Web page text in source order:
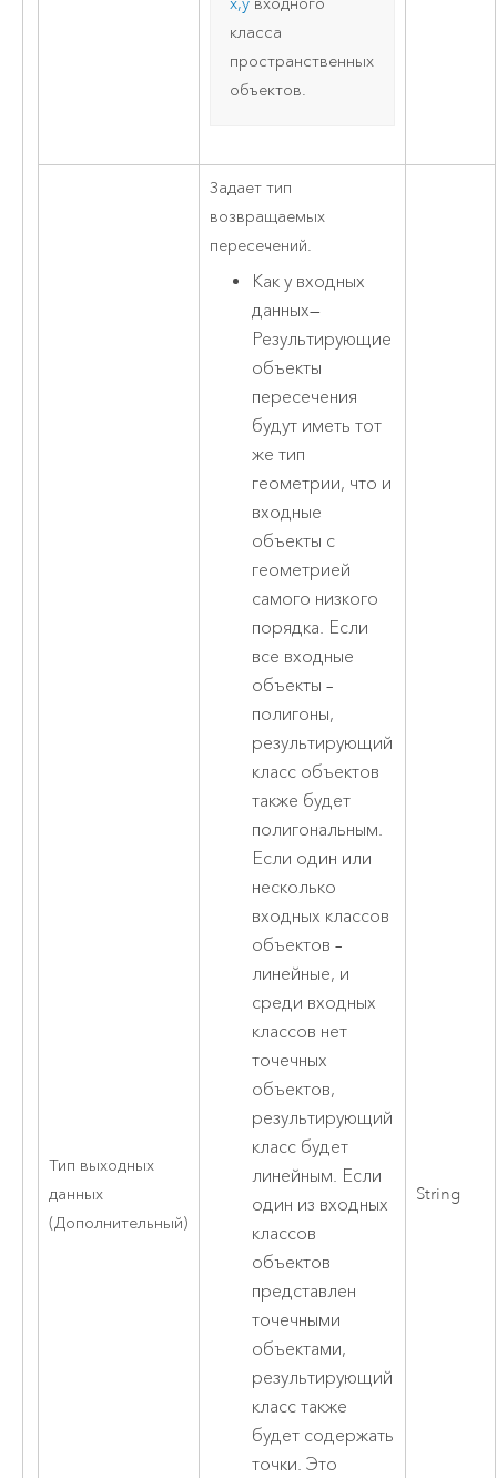
класса
пространственных
объектов.
Тип выходных
данных
(Дополнительный)
Задает тип
возвращаемых
пересечений.
Как у входных
данных—
Результирующие
объекты
пересечения
будут иметь тот
же тип
геометрии, что и
входные
объекты с
геометрией
самого низкого
порядка. Если
все входные
объекты –
полигоны,
результирующий
класс объектов
также будет
полигональным.
Если один или
несколько
входных классов
объектов –
линейные, и
среди входных
классов нет
точечных
объектов,
результирующий
класс будет
линейным. Если
один из входных
классов
объектов
представлен
точечными
объектами,
результирующий
класс также
будет содержать
точки. Это
String